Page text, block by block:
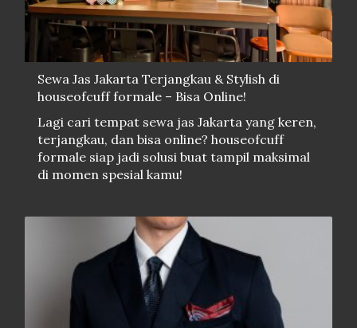
Sewa Jas Jakarta Terjangkau & Stylish di
houseofcuff formale – Bisa Online!
Lagi cari tempat sewa jas Jakarta yang keren,
terjangkau, dan bisa online? houseofcuff
formale siap jadi solusi buat tampil maksimal
di momen spesial kamu!